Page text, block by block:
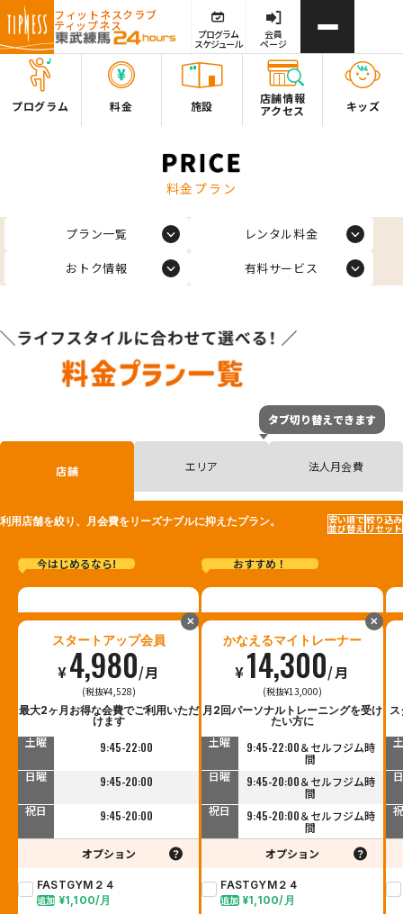
フィットネスクラブ
ティップネス
プログラム
スケジュール
会員
ページ
プログラム 料金 施設
店舗情報
アクセス
キッズ
料金プラン
プラン一覧
レンタル料金
おトク情報
有料サービス
タブ切り替えできます
店舗 エリア 法人月会費
利用店舗を絞り、月会費をリーズナブルに抑えたプラン。 安い順で
並び替え
絞り込み
リセット
今はじめるなら!
✕
スタートアップ会員
¥4,980/月
(税抜¥4,528)
最大2ヶ月お得な会費でご利用いただ
けます
平日
9:30-23:00
土曜
9:45-22:00
日曜
9:45-20:00
祝日
9:45-20:00
オプション
FASTGYM２４
追加 ¥1,100/月
おすすめ！
✕
かなえるマイトレーナー
¥14,300/月
(税抜¥13,000)
月2回パーソナルトレーニングを受け
たい方に
平日 9:30-23:00＆セルフジム時
間
土曜
9:45-22:00＆セルフジム時
間
日曜
9:45-20:00＆セルフジム時
間
祝日
9:45-20:00＆セルフジム時
間
オプション
FASTGYM２４
追加¥1,100/月